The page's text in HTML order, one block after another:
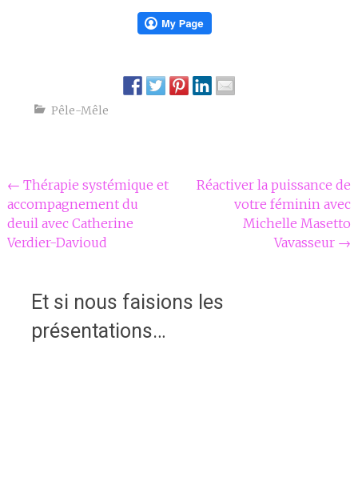
Pêle-Mêle
Navigation
Article
← Thérapie systémique et
accompagnement du
deuil avec Catherine
Verdier-Davioud
Réactiver la puissance de
votre féminin avec
Michelle Masetto
Vavasseur →
Et si nous faisions les
présentations…